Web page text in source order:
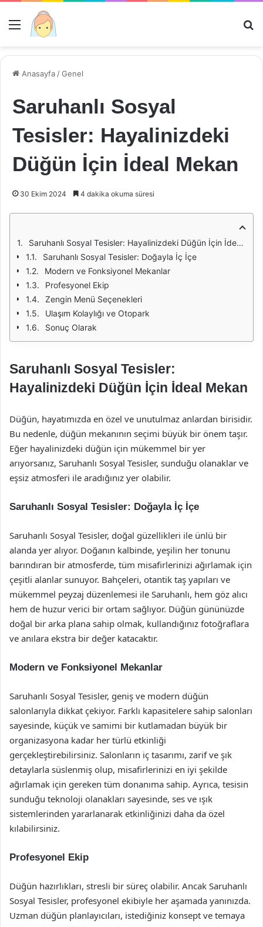
Menü
Anasayfa /Genel
Saruhanlı Sosyal
Tesisler: Hayalinizdeki
Düğün İçin İdeal Mekan
30 Ekim 2024 4 dakika okuma süresi
Saruhanlı Sosyal Tesisler: Hayalinizdeki Düğün İçin İdeal Mekan
Saruhanlı Sosyal Tesisler: Doğayla İç İçe
Modern ve Fonksiyonel Mekanlar
Profesyonel Ekip
Zengin Menü Seçenekleri
Ulaşım Kolaylığı ve Otopark
Sonuç Olarak
Saruhanlı Sosyal Tesisler:
Hayalinizdeki Düğün İçin İdeal Mekan
Düğün, hayatımızda en özel ve unutulmaz anlardan birisidir.
Bu nedenle, düğün mekanının seçimi büyük bir önem taşır.
Eğer hayalinizdeki düğün için mükemmel bir yer
arıyorsanız, Saruhanlı Sosyal Tesisler, sunduğu olanaklar ve
eşsiz atmosferi ile aradığınız yer olabilir.
Saruhanlı Sosyal Tesisler: Doğayla İç İçe
Saruhanlı Sosyal Tesisler, doğal güzellikleri ile ünlü bir
alanda yer alıyor. Doğanın kalbinde, yeşilin her tonunu
barındıran bir atmosferde, tüm misafirlerinizi ağırlamak için
çeşitli alanlar sunuyor. Bahçeleri, otantik taş yapıları ve
mükemmel peyzaj düzenlemesi ile Saruhanlı, hem göz alıcı
hem de huzur verici bir ortam sağlıyor. Düğün gününüzde
doğal bir arka plana sahip olmak, kullandığınız fotoğraflara
ve anılara ekstra bir değer katacaktır.
Modern ve Fonksiyonel Mekanlar
Saruhanlı Sosyal Tesisler, geniş ve modern düğün
salonlarıyla dikkat çekiyor. Farklı kapasitelere sahip salonları
sayesinde, küçük ve samimi bir kutlamadan büyük bir
organizasyona kadar her türlü etkinliği
gerçekleştirebilirsiniz. Salonların iç tasarımı, zarif ve şık
detaylarla süslenmiş olup, misafirlerinizi en iyi şekilde
ağırlamak için gereken tüm donanıma sahip. Ayrıca, tesisin
sunduğu teknoloji olanakları sayesinde, ses ve ışık
sistemlerinden yararlanarak etkinliğinizi daha da özel
kılabilirsiniz.
Profesyonel Ekip
Düğün hazırlıkları, stresli bir süreç olabilir. Ancak Saruhanlı
Sosyal Tesisler, profesyonel ekibiyle her aşamada yanınızda.
Uzman düğün planlayıcıları, istediğiniz konsept ve temaya